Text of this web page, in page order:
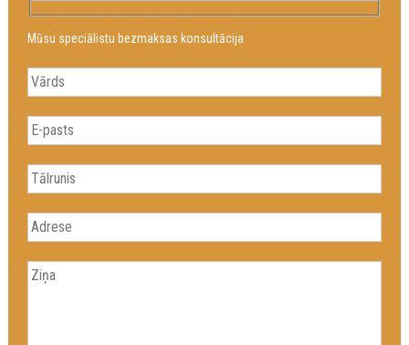
Mūsu speciālistu bezmaksas konsultācija